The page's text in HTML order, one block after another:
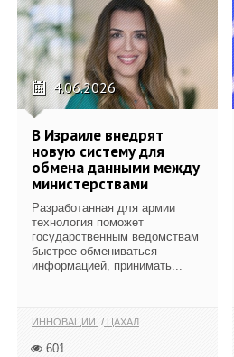
4.06.2026
В Израиле внедрят
новую систему для
обмена данными между
министерствами
Разработанная для армии
технология поможет
государственным ведомствам
быстрее обмениваться
информацией, принимать...
ИННОВАЦИИ ЦАХАЛ
601